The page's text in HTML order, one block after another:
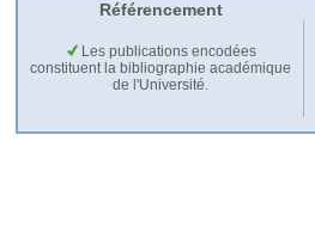
Référencement
Les publications encodées
constituent la bibliographie académique
de l'Université.